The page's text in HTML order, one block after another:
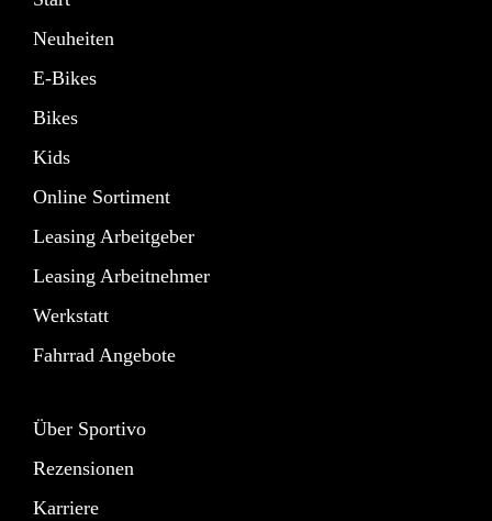
Neuheiten
E-Bikes
Bikes
Kids
Online Sortiment
Leasing Arbeitgeber
Leasing Arbeitnehmer
Werkstatt
Fahrrad Angebote
Über Sportivo
Rezensionen
Karriere